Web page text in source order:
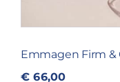
Emmagen Firm &
€ 66,00